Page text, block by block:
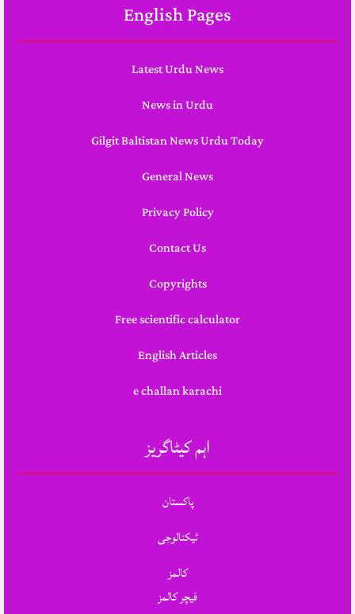
English Pages
Latest Urdu News
News in Urdu
Gilgit Baltistan News Urdu Today
General News
Privacy Policy
Contact Us
Copyrights
Free scientific calculator
English Articles
e challan karachi
اہم کیٹاگریز
پاکستان
ٹیکنالوجی
کالمز
فیچر کالمز